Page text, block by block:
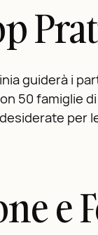
guiderà i
50 famiglie
per
e